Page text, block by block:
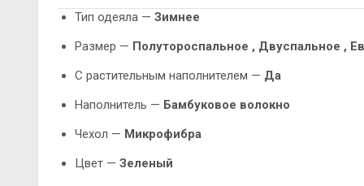
Тип одеяла — Зимнее
Размер — Полутороспальное , Двуспальное ,
С растительным наполнителем — Да
Наполнитель — Бамбуковое волокно
Чехол — Микрофибра
Цвет — Зеленый